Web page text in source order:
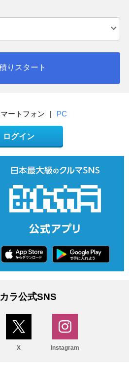
りスタート
ートフォン | PC
ログイン
ラ公式SNS
X Instagram